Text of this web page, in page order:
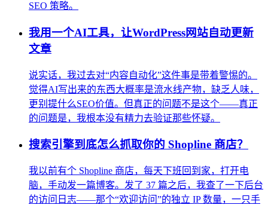
SEO 策略。
我用一个AI工具，让WordPress网站自动更新
文章
说实话，我过去对“内容自动化”这件事是带着警惕的。
觉得AI写出来的东西大概率是流水线产物，缺乏人味，
更别提什么SEO价值。但真正的问题不是这个——真正
的问题是，我根本没有精力去验证那些怀疑。
搜索引擎到底怎么抓取你的 Shopline 商店？
我以前有个 Shopline 商店，每天下班回到家，打开电
脑，手动发一篇博客。发了 37 篇之后，我查了一下后台
的访问日志——那个“欢迎访问”的独立 IP 数量，一只手